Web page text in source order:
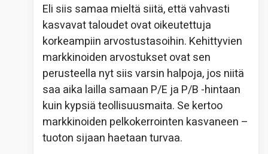
Eli siis samaa mieltä siitä, että vahvasti
kasvavat taloudet ovat oikeutettuja
korkeampiin arvostustasoihin. Kehittyvien
markkinoiden arvostukset ovat sen
perusteella nyt siis varsin halpoja, jos niitä
saa aika lailla samaan P/E ja P/B -hintaan
kuin kypsiä teollisuusmaita. Se kertoo
markkinoiden pelkokerrointen kasvaneen –
tuoton sijaan haetaan turvaa.